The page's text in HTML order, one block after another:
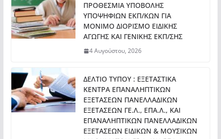
ΠΡΟΘΕΣΜΙΑ ΥΠΟΒΟΛΗΣ
ΥΠΟΨΗΦΙΩΝ ΕΚΠ/ΚΩΝ ΓΙΑ
ΜΟΝΙΜΟ ΔΙΟΡΙΣΜΟ ΕΙΔΙΚΗΣ
ΑΓΩΓΗΣ ΚΑΙ ΓΕΝΙΚΗΣ ΕΚΠ/ΣΗΣ
4 Αυγούστου, 2026
ΔΕΛΤΙΟ ΤΥΠΟΥ : ΕΞΕΤΑΣΤΙΚΑ
ΚΕΝΤΡΑ ΕΠΑΝΑΛΗΠΤΙΚΩΝ
ΕΞΕΤΑΣΕΩΝ ΠΑΝΕΛΛΑΔΙΚΩΝ
ΕΞΕΤΑΣΕΩΝ ΓΕ.Λ., ΕΠΑ.Λ., ΚΑΙ
ΕΠΑΝΑΛΗΠΤΙΚΩΝ ΠΑΝΕΛΛΑΔΙΚΩΝ
ΕΞΕΤΑΣΕΩΝ ΕΙΔΙΚΩΝ & ΜΟΥΣΙΚΩΝ